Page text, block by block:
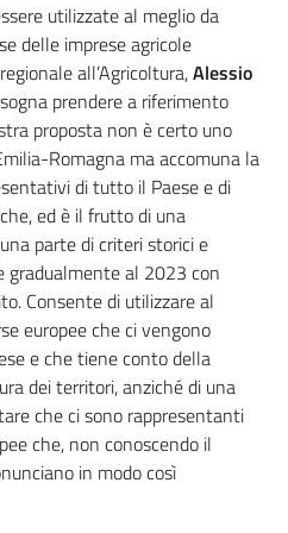
utilizzate al meglio da
delle imprese agricole
all’Agricoltura,Alessio
prendere a riferimento
proposta non è certo uno
Romagna ma accomuna la
di tutto il Paese e di
ed è il frutto di una
parte di criteri storici e
gradualmente al 2023 con
Consente di utilizzare al
europee che ci vengono
e che tiene conto della
dei territori, anziché di una
che ci sono rappresentanti
che, non conoscendo il
in modo così